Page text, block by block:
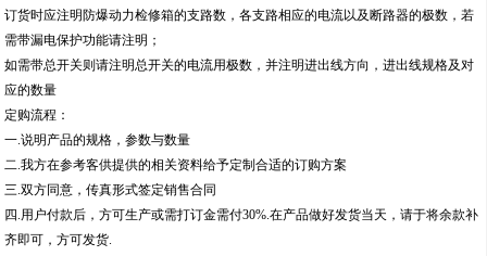
订货时应注明防爆动力检修箱的支路数，各支路相应的电流以及断路器的极数，若
需带漏电保护功能请注明；
如需带总开关则请注明总开关的电流用极数，并注明进出线方向，进出线规格及对
应的数量
定购流程：
一.说明产品的规格，参数与数量
二.我方在参考客供提供的相关资料给予定制合适的订购方案
三.双方同意，传真形式签定销售合同
四.用户付款后，方可生产或需打订金需付30%.在产品做好发货当天，请于将余款补
齐即可，方可发货.